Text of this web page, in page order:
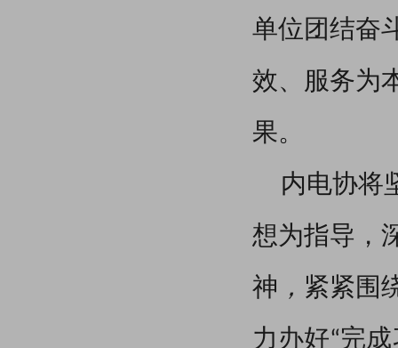
单位团结奋
效、服务为
果。
内电协将
想为指导，
神 ， 紧紧围
力办好“完